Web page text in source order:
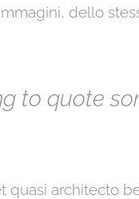
dello
to quote
quasi architecto